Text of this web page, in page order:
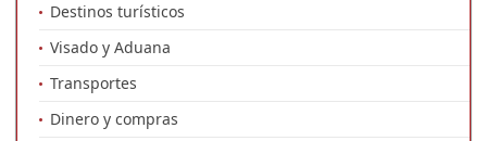
Destinos turísticos
Visado y Aduana
Transportes
Dinero y compras